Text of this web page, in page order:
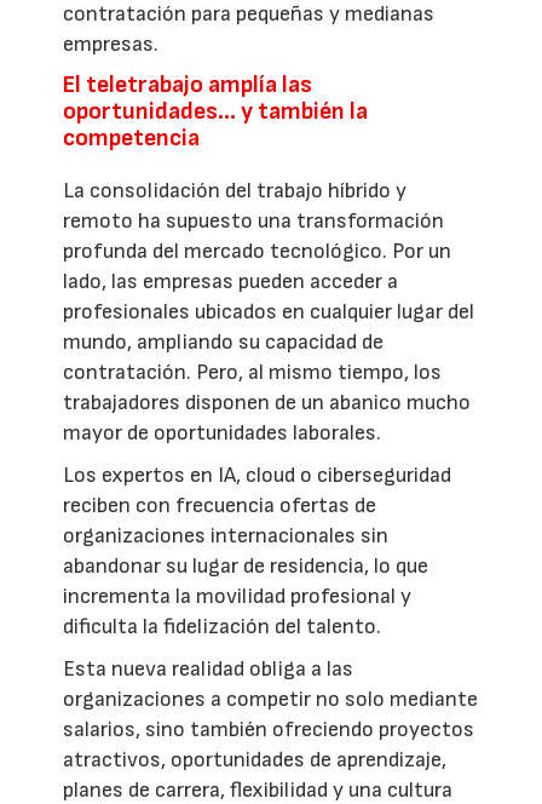
contratación para pequeñas y medianas
empresas.
El teletrabajo amplía las
oportunidades… y también la
competencia
La consolidación del trabajo híbrido y
remoto ha supuesto una transformación
profunda del mercado tecnológico. Por un
lado, las empresas pueden acceder a
profesionales ubicados en cualquier lugar del
mundo, ampliando su capacidad de
contratación. Pero, al mismo tiempo, los
trabajadores disponen de un abanico mucho
mayor de oportunidades laborales.
Los expertos en IA, cloud o ciberseguridad
reciben con frecuencia ofertas de
organizaciones internacionales sin
abandonar su lugar de residencia, lo que
incrementa la movilidad profesional y
dificulta la fidelización del talento.
Esta nueva realidad obliga a las
organizaciones a competir no solo mediante
salarios, sino también ofreciendo proyectos
atractivos, oportunidades de aprendizaje,
planes de carrera, flexibilidad y una cultura